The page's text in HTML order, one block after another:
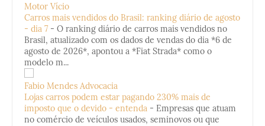
Motor Vício
Carros mais vendidos do Brasil: ranking diário de agosto
- dia 7 - O ranking diário de carros mais vendidos no
Brasil, atualizado com os dados de vendas do dia *6 de
agosto de 2026*, apontou a *Fiat Strada* como o
modelo m...
Fabio Mendes Advocacia
Lojas carros podem estar pagando 230% mais de
imposto que o devido - entenda - Empresas que atuam
no comércio de veículos usados, seminovos ou que